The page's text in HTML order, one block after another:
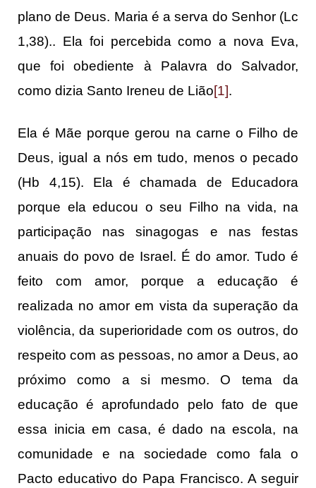
plano de Deus. Maria é a serva do Senhor (Lc
1,38).. Ela foi percebida como a nova Eva,
que foi obediente à Palavra do Salvador,
como dizia Santo Ireneu de Lião[1].
Ela é Mãe porque gerou na carne o Filho de
Deus, igual a nós em tudo, menos o pecado
(Hb 4,15). Ela é chamada de Educadora
porque ela educou o seu Filho na vida, na
participação nas sinagogas e nas festas
anuais do povo de Israel. É do amor. Tudo é
feito com amor, porque a educação é
realizada no amor em vista da superação da
violência, da superioridade com os outros, do
respeito com as pessoas, no amor a Deus, ao
próximo como a si mesmo. O tema da
educação é aprofundado pelo fato de que
essa inicia em casa, é dado na escola, na
comunidade e na sociedade como fala o
Pacto educativo do Papa Francisco. A seguir